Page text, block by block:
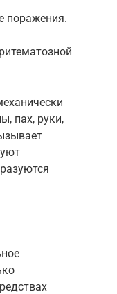
поражения.
пах, руки,